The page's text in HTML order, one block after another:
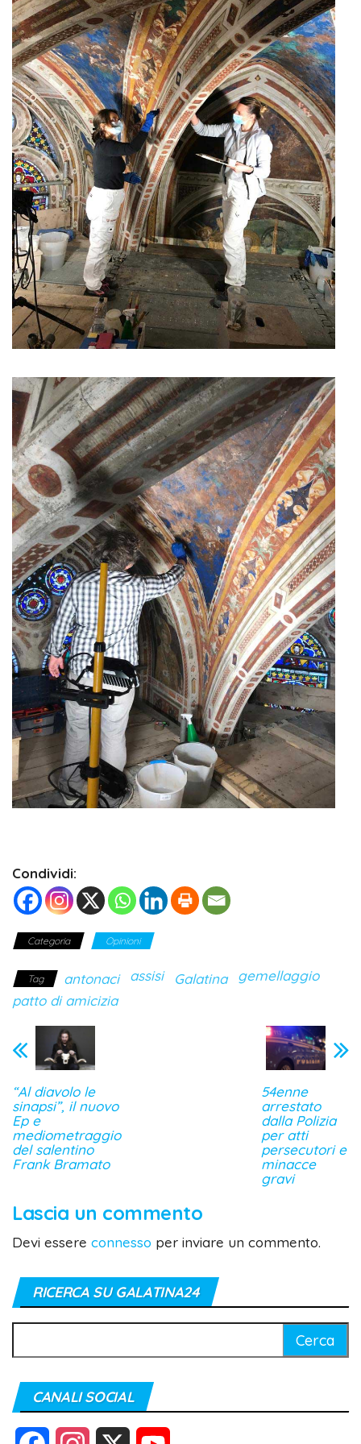
Condividi:
Categoria Opinioni
Tag antonaci assisi Galatina
gemellaggio
patto di amicizia
“Al diavolo le
sinapsi”, il nuovo
Ep e
mediometraggio
del salentino
Frank Bramato
54enne
arrestato
dalla Polizia
per atti
persecutori e
minacce
gravi
Lascia un commento
Devi essere connesso per inviare un commento.
RICERCA SU GALATINA24
per:
CANALI SOCIAL